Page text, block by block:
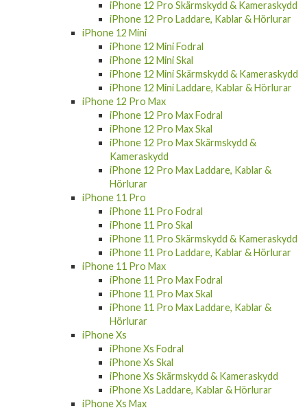
iPhone 12 Pro Skärmskydd & Kameraskydd
iPhone 12 Pro Laddare, Kablar & Hörlurar
iPhone 12 Mini
iPhone 12 Mini Fodral
iPhone 12 Mini Skal
iPhone 12 Mini Skärmskydd & Kameraskydd
iPhone 12 Mini Laddare, Kablar & Hörlurar
iPhone 12 Pro Max
iPhone 12 Pro Max Fodral
iPhone 12 Pro Max Skal
iPhone 12 Pro Max Skärmskydd &
Kameraskydd
iPhone 12 Pro Max Laddare, Kablar &
Hörlurar
iPhone 11 Pro
iPhone 11 Pro Fodral
iPhone 11 Pro Skal
iPhone 11 Pro Skärmskydd & Kameraskydd
iPhone 11 Pro Laddare, Kablar & Hörlurar
iPhone 11 Pro Max
iPhone 11 Pro Max Fodral
iPhone 11 Pro Max Skal
iPhone 11 Pro Max Laddare, Kablar &
Hörlurar
iPhone Xs
iPhone Xs Fodral
iPhone Xs Skal
iPhone Xs Skärmskydd & Kameraskydd
iPhone Xs Laddare, Kablar & Hörlurar
iPhone Xs Max